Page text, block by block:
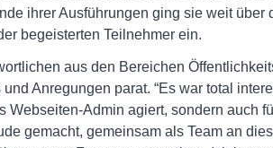
ihrer Ausführungen ging sie weit
begeisterten Teilnehmer ein.
aus den Bereichen
Anregungen parat. “Es war total
Webseiten-Admin agiert, sondern auch
gemacht, gemeinsam als Team an